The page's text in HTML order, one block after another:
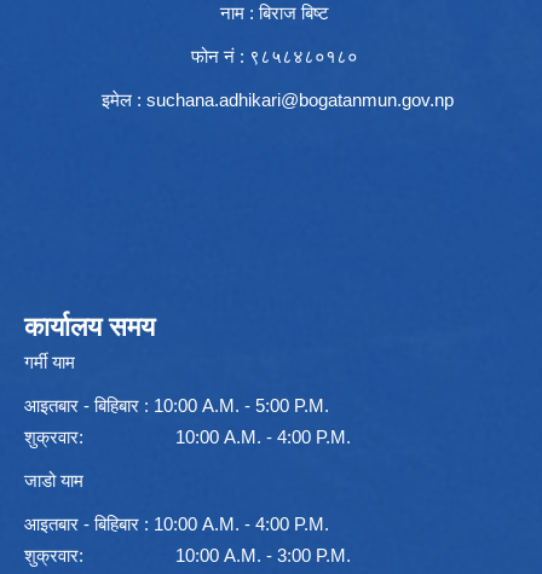
नाम : बिराज बिष्ट
फोन नं : ९८५८४८०१८०
इमेल : suchana.adhikari@bogatanmun.gov.np
कार्यालय समय
गर्मी याम
आइतबार - बिहिबार : 10:00 A.M. - 5:00 P.M.
शुक्रवार: 10:00 A.M. - 4:00 P.M.
जाडो याम
आइतबार - बिहिबार : 10:00 A.M. - 4:00 P.M.
शुक्रवार: 10:00 A.M. - 3:00 P.M.